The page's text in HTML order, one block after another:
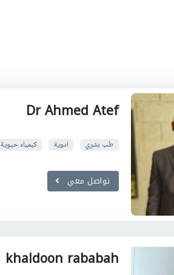
Dr Ahmed Atef
طب بشري ادوية كيمياء حيوية
تواصل معي
khaldoon rababah